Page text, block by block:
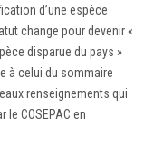
d’une espèce
change pour devenir «
disparue du pays »
à celui du sommaire
renseignements qui
COSEPAC en